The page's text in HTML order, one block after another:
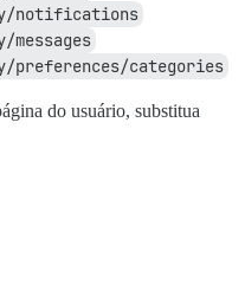
notifications
preferences/categories
do usuário, substitua